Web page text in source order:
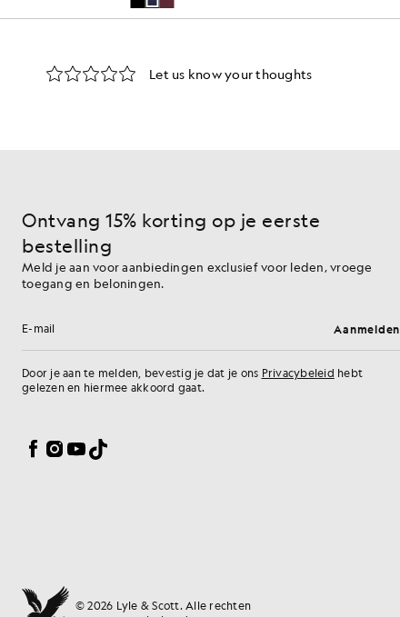
Ontvang 15% korting op je eerste
bestelling
Meld je aan voor aanbiedingen exclusief voor leden, vroege
toegang en beloningen.
E-mailadres Aanmelden
Door je aan te melden, bevestig je dat je ons Privacybeleid hebt
gelezen en hiermee akkoord gaat.
Facebook
Instagram
YouTube
TikTok
© 2026 Lyle & Scott. Alle rechten